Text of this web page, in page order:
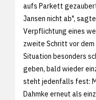
aufs Parkett
Jansen nicht ab",
Verpflichtung eines
zweite Schritt vor dem
Situation besonders
geben, bald wieder
steht jedenfalls fest:
Dahmke erneut als